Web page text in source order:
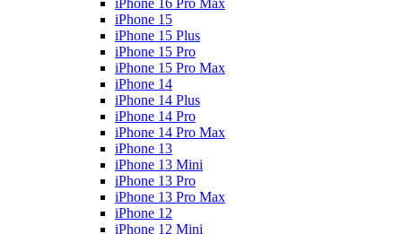
iPhone 16 Pro Max
iPhone 15
iPhone 15 Plus
iPhone 15 Pro
iPhone 15 Pro Max
iPhone 14
iPhone 14 Plus
iPhone 14 Pro
iPhone 14 Pro Max
iPhone 13
iPhone 13 Mini
iPhone 13 Pro
iPhone 13 Pro Max
iPhone 12
iPhone 12 Mini